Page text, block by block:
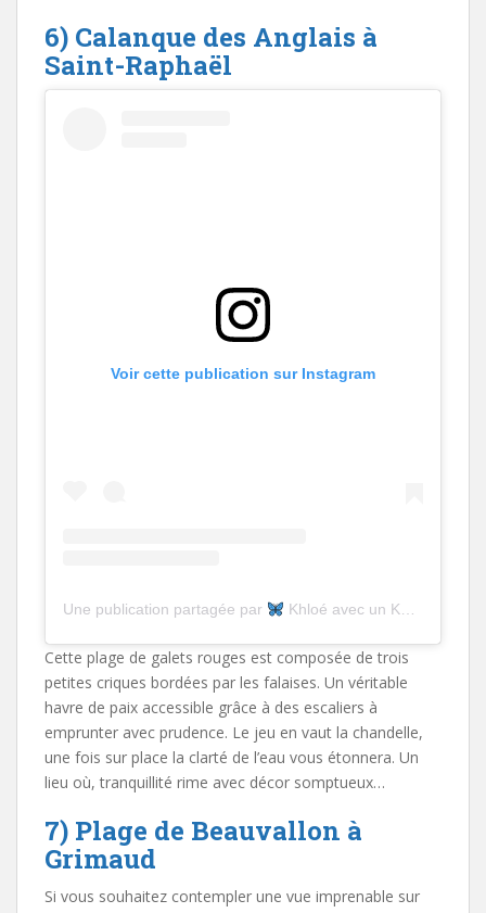
6) Calanque des Anglais à
Saint-Raphaël
Voir cette publication sur Instagram
Une publication partagée par Khloé avec un K
Cette plage de galets rouges est composée de trois
petites criques bordées par les falaises. Un véritable
havre de paix accessible grâce à des escaliers à
emprunter avec prudence. Le jeu en vaut la chandelle,
une fois sur place la clarté de l’eau vous étonnera. Un
lieu où, tranquillité rime avec décor somptueux…
7) Plage de Beauvallon à
Grimaud
Si vous souhaitez contempler une vue imprenable sur